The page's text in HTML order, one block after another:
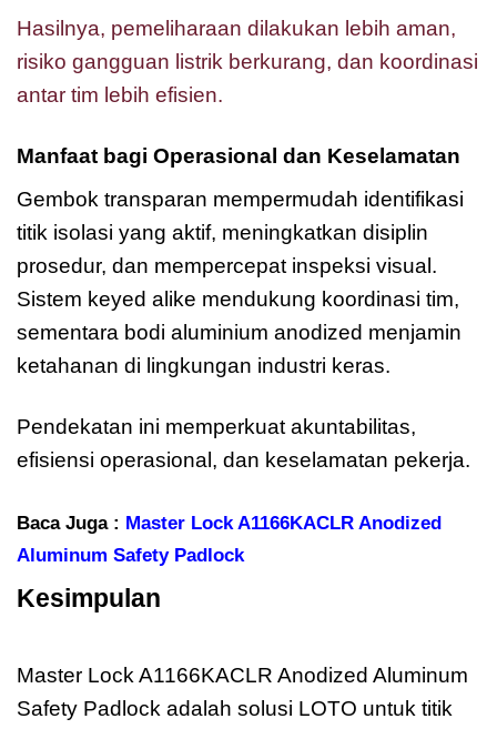
Hasilnya, pemeliharaan dilakukan lebih aman,
risiko gangguan listrik berkurang, dan koordinasi
antar tim lebih efisien.
Manfaat bagi Operasional dan Keselamatan
Gembok transparan mempermudah identifikasi
titik isolasi yang aktif, meningkatkan disiplin
prosedur, dan mempercepat inspeksi visual.
Sistem keyed alike mendukung koordinasi tim,
sementara bodi aluminium anodized menjamin
ketahanan di lingkungan industri keras.
Pendekatan ini memperkuat akuntabilitas,
efisiensi operasional, dan keselamatan pekerja.
Baca Juga : Master Lock A1166KACLR Anodized
Aluminum Safety Padlock
Kesimpulan
Master Lock A1166KACLR Anodized Aluminum
Safety Padlock adalah solusi LOTO untuk titik